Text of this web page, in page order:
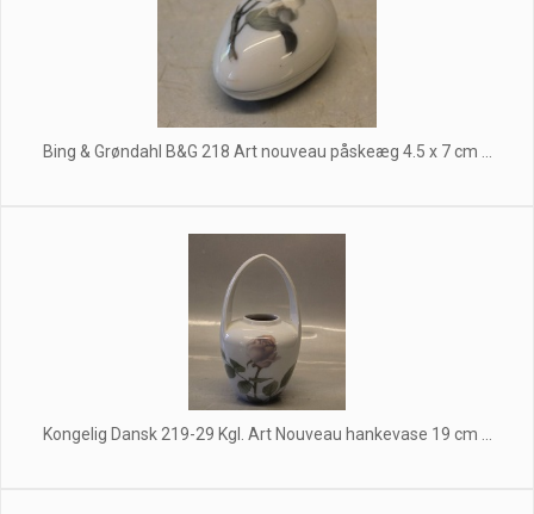
Bing & Grøndahl B&G 218 Art nouveau påskeæg 4.5 x 7 cm ...
Kongelig Dansk 219-29 Kgl. Art Nouveau hankevase 19 cm ...